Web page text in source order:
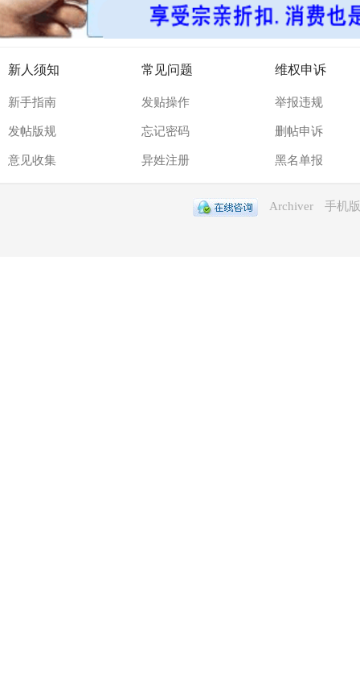
新人须知
新手指南
发帖版规
意见收集
常见问题
发贴操作
忘记密码
异姓注册
维权申诉
举报违规
删帖申诉
黑名单报
Archiver 手机版